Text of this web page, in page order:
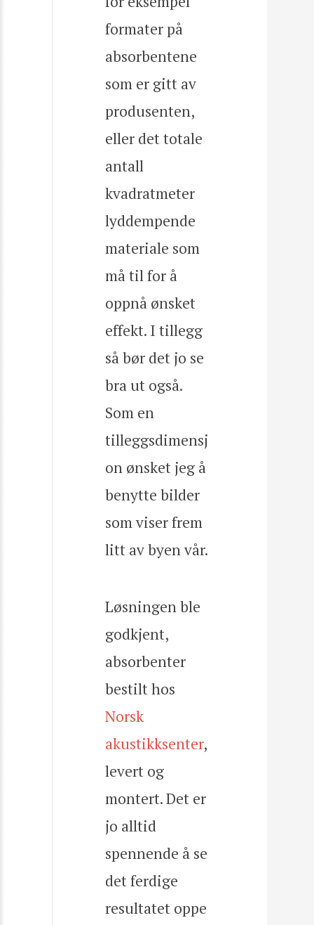
formater på
absorbentene
som er gitt av
produsenten,
eller det totale
antall
kvadratmeter
lyddempende
materiale som
må til for å
oppnå ønsket
effekt. I tillegg
så bør det jo se
bra ut også.
Som en
tilleggsdimensj
on ønsket jeg å
benytte bilder
som viser frem
litt av byen vår.
Løsningen ble
godkjent,
absorbenter
bestilt hos
Norsk
akustikksenter,
levert og
montert. Det er
jo alltid
spennende å se
det ferdige
resultatet oppe